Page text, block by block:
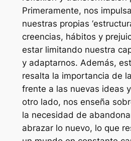
Primeramente, nos
nuestras propias
creencias, hábitos y
estar limitando nuestra
y adaptarnos. Además,
resalta la importancia de
frente a las nuevas ideas
otro lado, nos enseña
la necesidad de
abrazar lo nuevo, lo que